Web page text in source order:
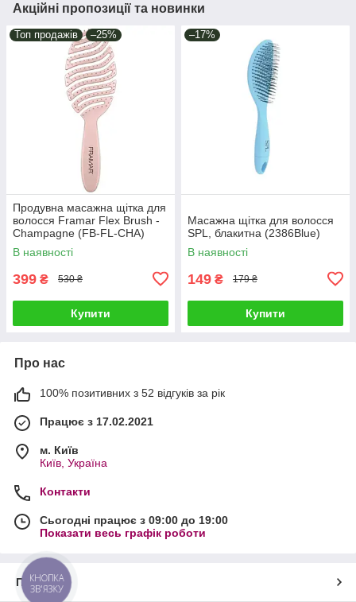
Акційні пропозиції та новинки
Топ продажів –25%
Продувна масажна щітка для
волосся Framar Flex Brush -
Champagne (FB-FL-CHA)
В наявності
399 ₴ 530 ₴
Купити
–17%
Масажна щітка для волосся
SPL, блакитна (2386Blue)
В наявності
149 ₴ 179 ₴
Купити
Про нас
100% позитивних з 52 відгуків за рік
Працює з 17.02.2021
м. Київ
Київ, Україна
Контакти
Сьогодні працює з 09:00 до 19:00
Показати весь графік роботи
Про нас
КНОПКА
ЗВ'ЯЗКУ